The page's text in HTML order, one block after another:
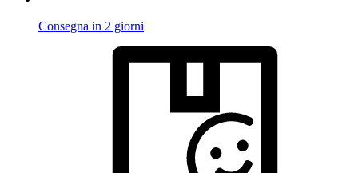
Consegna in 2 giorni